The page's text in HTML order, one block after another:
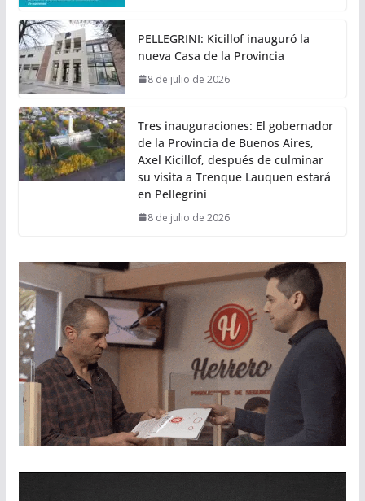
PELLEGRINI: Kicillof inauguró la
nueva Casa de la Provincia
8 de julio de 2026
Tres inauguraciones: El gobernador
de la Provincia de Buenos Aires,
Axel Kicillof, después de culminar
su visita a Trenque Lauquen estará
en Pellegrini
8 de julio de 2026